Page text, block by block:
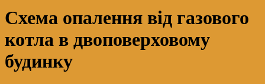
Схема опалення від газового
котла в двоповерховому
будинку